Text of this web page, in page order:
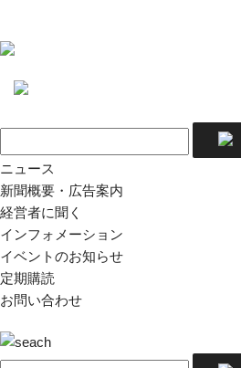
ニュース
新聞概要・広告案内
経営者に聞く
インフォメーション
イベントのお知らせ
定期購読
お問い合わせ